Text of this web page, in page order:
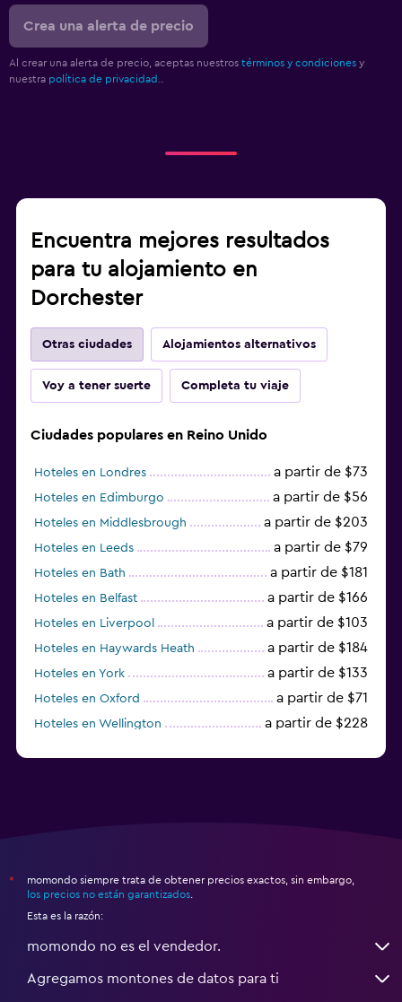
Crea una alerta de precio
Al crear una alerta de precio, aceptas nuestros términos y condiciones y
nuestra política de privacidad.
Encuentra mejores resultados
para tu alojamiento en
Dorchester
Otras ciudades Alojamientos alternativos
Voy a tener suerte Completa tu viaje
Ciudades populares en Reino Unido
Hoteles en Londres a partir de $73
Hoteles en Edimburgo a partir de $56
Hoteles en Middlesbrough a partir de $203
Hoteles en Leeds a partir de $79
Hoteles en Bath a partir de $181
Hoteles en Belfast a partir de $166
Hoteles en Liverpool a partir de $103
Hoteles en Haywards Heath a partir de $184
Hoteles en York a partir de $133
Hoteles en Oxford a partir de $71
Hoteles en Wellington a partir de $228
*
momondo siempre trata de obtener precios exactos, sin embargo,
los precios no están garantizados
Esta es la razón:
momondo no es el vendedor.
Agregamos montones de datos para ti